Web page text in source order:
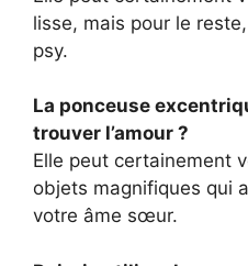
lisse, mais pour le
psy.
La ponceuse
trouver l’amour ?
Elle peut certainement
objets magnifiques qui
votre âme sœur.